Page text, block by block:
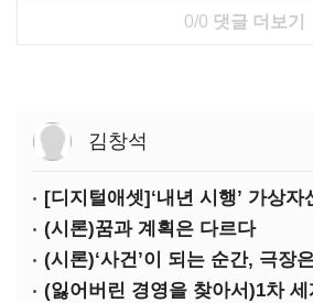
0/0 댓글 더보기
김창석
(시론)꿈과 계획은 다르다
(시론)‘사건’이 되는 순간, 극장